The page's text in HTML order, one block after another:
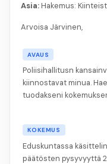
Asia: Hakemus:
Arvoisa Järvinen,
AVAUS
Poliisihallitusn
kiinnostavat minua.
tuodakseni
KOKEMUS
Eduskuntassa
päätösten pysyvyyttä